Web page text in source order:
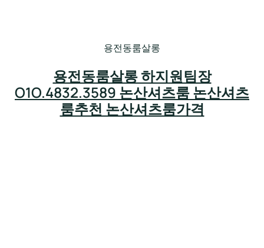
용전동룸살롱
용전동룸살롱 하지원팀장
O1O.4832.3589 논산셔츠룸 논산셔츠
룸추천 논산셔츠룸가격